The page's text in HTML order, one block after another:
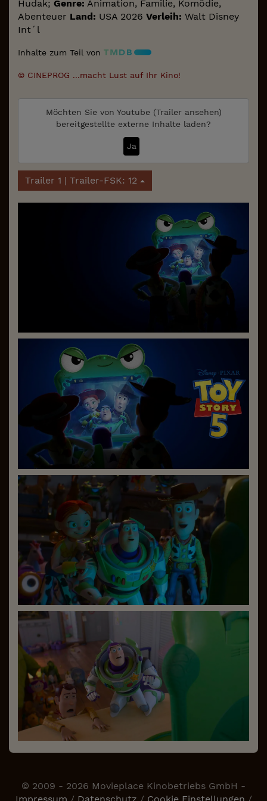
Hudak; Genre: Animation, Familie, Komödie,
Abenteuer Land: USA 2026 Verleih: Walt Disney
Int´l
Inhalte zum Teil von
© CINEPROG ...macht Lust auf Ihr Kino!
Möchten Sie von Youtube (Trailer ansehen)
bereitgestellte externe Inhalte laden?
Ja
Trailer 1 | Trailer-FSK: 12
© 2009 - 2026 Movieplace Kinobetriebs GmbH -